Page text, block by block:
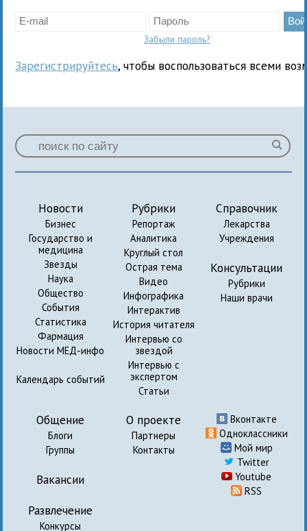
Забыли пароль?
Зарегистрируйтесь, чтобы воспользоваться всеми
Новости
Бизнес
Государство и
медицина
Звезды
Наука
Общество
События
Статистика
Фармация
Новости МЕД-инфо
Календарь событий
Рубрики
Репортаж
Аналитика
Круглый стол
Острая тема
Видео
Инфографика
Интерактив
История читателя
Интервью со
звездой
Интервью с
экспертом
Статьи
Справочник
Лекарства
Учреждения
Консультации
Рубрики
Наши врачи
Общение
Блоги
Группы
Вакансии
Развлечение
Конкурсы
О проекте
Партнеры
Контакты
Вконтакте
Одноклассники
Мой мир
Twitter
Youtube
RSS